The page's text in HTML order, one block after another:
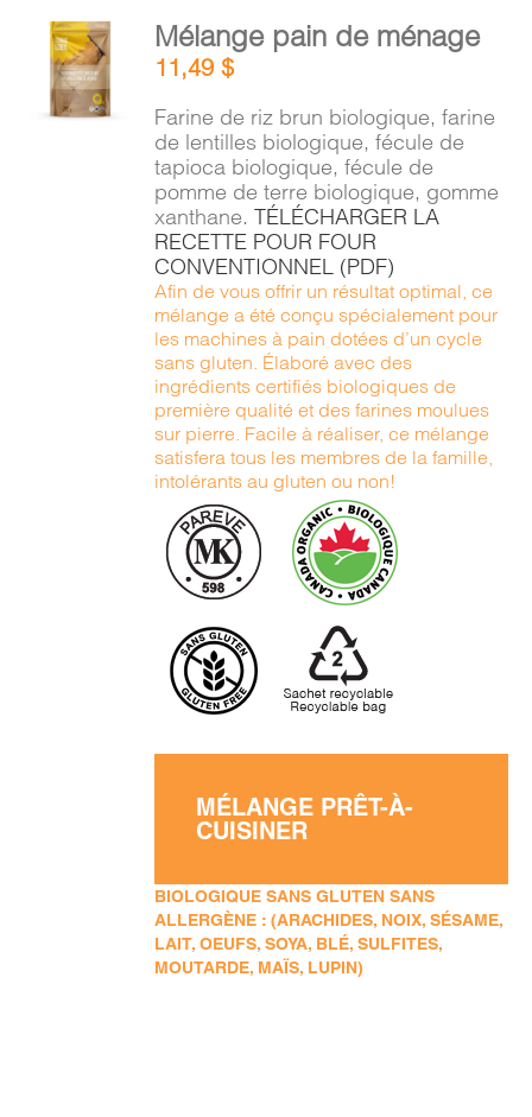
AJOUTER
AU
PANIER
DÉTAILS
Mélange pain de ménage
11,49$
Farine de riz brun biologique, farine
de lentilles biologique, fécule de
tapioca biologique, fécule de
pomme de terre biologique, gomme
xanthane.TÉLÉCHARGER LA
RECETTE POUR FOUR
CONVENTIONNEL (PDF)
Afin de vous offrir un résultat optimal, ce
mélange a été conçu spécialement pour
les machines à pain dotées d’un cycle
sans gluten. Élaboré avec des
ingrédients certifiés biologiques de
première qualité et des farines moulues
sur pierre. Facile à réaliser, ce mélange
satisfera tous les membres de la famille,
intolérants au gluten ou non!
MÉLANGE PRÊT-À-
CUISINER
BIOLOGIQUE SANS GLUTEN SANS
ALLERGÈNE : (ARACHIDES, NOIX, SÉSAME,
LAIT, OEUFS, SOYA, BLÉ, SULFITES,
MOUTARDE, MAÏS, LUPIN)